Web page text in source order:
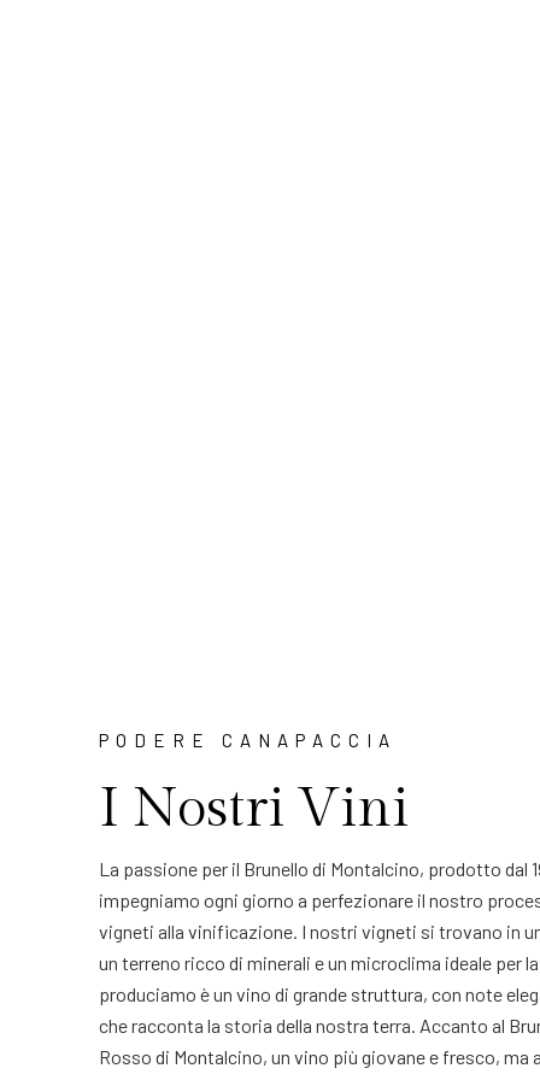
PODERE CANAPACCIA
I Nostri Vini
La passione per il Brunello di Montalcino, prodotto dal
impegniamo ogni giorno a perfezionare il nostro
vigneti alla vinificazione. I nostri vigneti si trovano in
un terreno ricco di minerali e un microclima ideale per
produciamo è un vino di grande struttura, con note
che racconta la storia della nostra terra. Accanto al
Rosso di Montalcino, un vino più giovane e fresco,